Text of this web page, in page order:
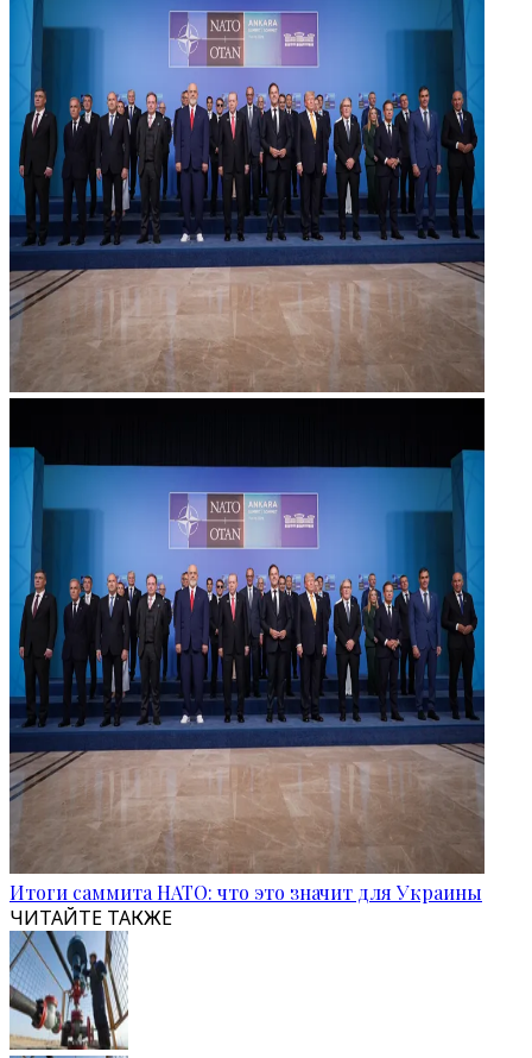
Итоги саммита НАТО: что это значит для Украины
ЧИТАЙТЕ ТАКЖЕ